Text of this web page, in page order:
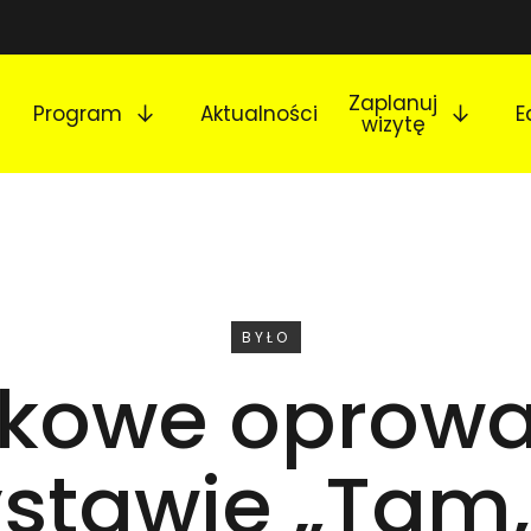
Program Aktualności Zaplanuj
wizytę
WYDARZENIE
BYŁO